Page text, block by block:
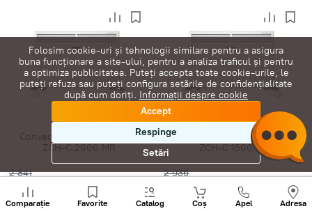
Convector electric Zanussi
ZCH-С 2000 MR
2 841
2 410 lei
Convector electric Zanussi
ZCH-С 1500 ER
2 936
2 491 lei
Comparație Favorite Catalog Coș Apel Adresa
Sunați
+
Folosim cookie-uri și tehnologii similare pentru a asigura
buna funcționare a site-ului, pentru a analiza traficul și pentru
a optimiza publicitatea. Puteți accepta toate cookie-urile, le
puteți refuza sau puteți configura setările de confidențialitate
după cum doriți. Informații despre cookie
Accept
Respinge
Setări